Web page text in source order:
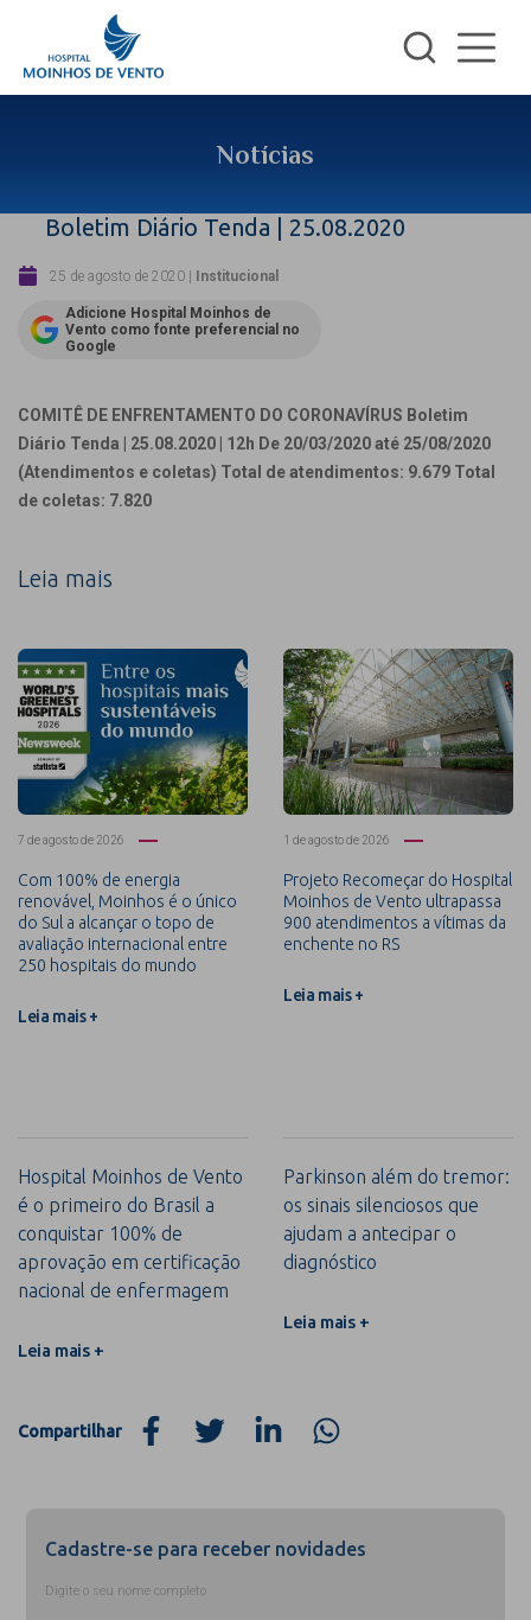
Notícias
Boletim Diário Tenda | 25.08.2020
25 de agosto de 2020 | Institucional
Adicione Hospital Moinhos de
Vento como fonte preferencial no
Google
COMITÊ DE ENFRENTAMENTO DO CORONAVÍRUS Boletim
Diário Tenda | 25.08.2020 | 12h De 20/03/2020 até 25/08/2020
(Atendimentos e coletas) Total de atendimentos: 9.679 Total
de coletas: 7.820
Leia mais
7 de agosto de 2026
Com 100% de energia
renovável, Moinhos é o único
do Sul a alcançar o topo de
avaliação internacional entre
250 hospitais do mundo
Leia mais +
1 de agosto de 2026
Projeto Recomeçar do Hospital
Moinhos de Vento ultrapassa
900 atendimentos a vítimas da
enchente no RS
Leia mais +
Hospital Moinhos de Vento
é o primeiro do Brasil a
conquistar 100% de
aprovação em certificação
nacional de enfermagem
Leia mais +
Parkinson além do tremor:
os sinais silenciosos que
ajudam a antecipar o
diagnóstico
Leia mais +
Compartilhar
Cadastre-se para receber novidades
Digite o seu nome completo